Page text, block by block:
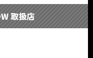
取扱店